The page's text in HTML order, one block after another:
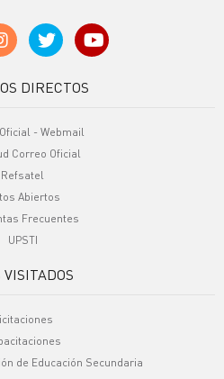
DIRECTOS
- Webmail
Correo Oficial
Refsatel
Abiertos
Frecuentes
UPSTI
VISITADOS
de Educación Secundaria